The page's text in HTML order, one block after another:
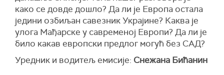
како се довде дошло? Да ли је Европа остала
једини озбиљан савезник Украјине? Каква је
улога Мађарске у савременој Европи? Да ли је
било какав европски предлог могућ без САД?
Уредник и водитељ емисије: Снежана Бићанин